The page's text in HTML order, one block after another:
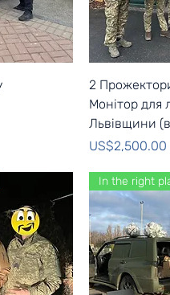
2
Монітор для
Львівщини
Price
US$2,500.00
In the right